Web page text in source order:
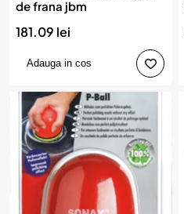
de frana jbm
181.09 lei
Adauga in cos